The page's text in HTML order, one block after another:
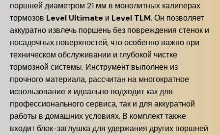
поршней диаметром 21 мм в монолитных калиперах
тормозов Level Ultimate и Level TLM. Он позволяет
аккуратно извлечь поршень без повреждения стенок и
посадочных поверхностей, что особенно важно при
техническом обслуживании и глубокой чистке
тормозной системы. Инструмент выполнен из
прочного материала, рассчитан на многократное
использование и идеально подходит как для
профессионального сервиса, так и для аккуратной
работы в домашних условиях. В комплект также
входит блок-заглушка для удержания других поршней